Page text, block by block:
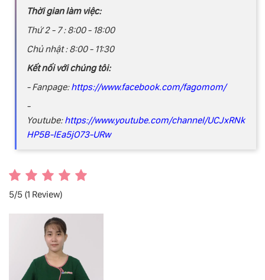
Thời gian làm việc:
Thứ 2 - 7 : 8:00 - 18:00
Chủ nhật : 8:00 - 11:30
Kết nối với chúng tôi:
- Fanpage:https://www.facebook.com/fagomom/
-
Youtube:https://www.youtube.com/channel/UCJxRNk
HP5B-lEa5jO73-URw
5/5 (1 Review)